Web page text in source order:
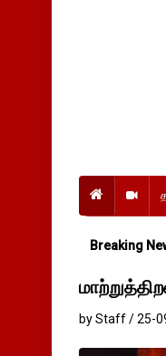
Breaking
by Staff / 25-